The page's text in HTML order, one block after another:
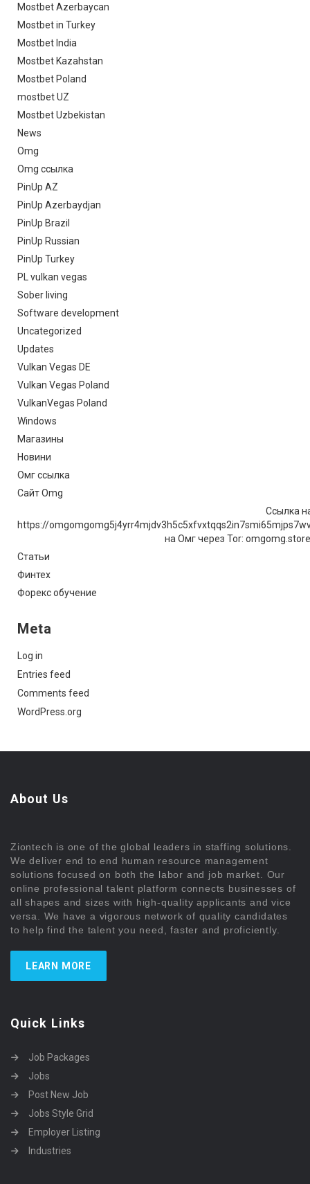
Mostbet Azerbaycan
Mostbet in Turkey
Mostbet India
Mostbet Kazahstan
Mostbet Poland
mostbet UZ
Mostbet Uzbekistan
News
Omg
Omg ссылка
PinUp AZ
PinUp Azerbaydjan
PinUp Brazil
PinUp Russian
PinUp Turkey
PL vulkan vegas
Sober living
Software development
Uncategorized
Updates
Vulkan Vegas DE
Vulkan Vegas Poland
VulkanVegas Poland
Windows
Магазины
Новини
Омг ссылка
Сайт Omg
Ссылка
https://
на Омг через Tor:
Статьи
Финтех
Форекс обучение
Meta
Log in
Entries feed
Comments feed
WordPress.org
About Us
Ziontech is one of the global leaders in staffing solutions.
We deliver end to end human resource management
solutions focused on both the labor and job market. Our
online professional talent platform connects businesses of
all shapes and sizes with high-quality applicants and vice
versa. We have a vigorous network of quality candidates
to help find the talent you need, faster and proficiently.
LEARN MORE
Quick Links
Job Packages
Jobs
Post New Job
Jobs Style Grid
Employer Listing
Industries